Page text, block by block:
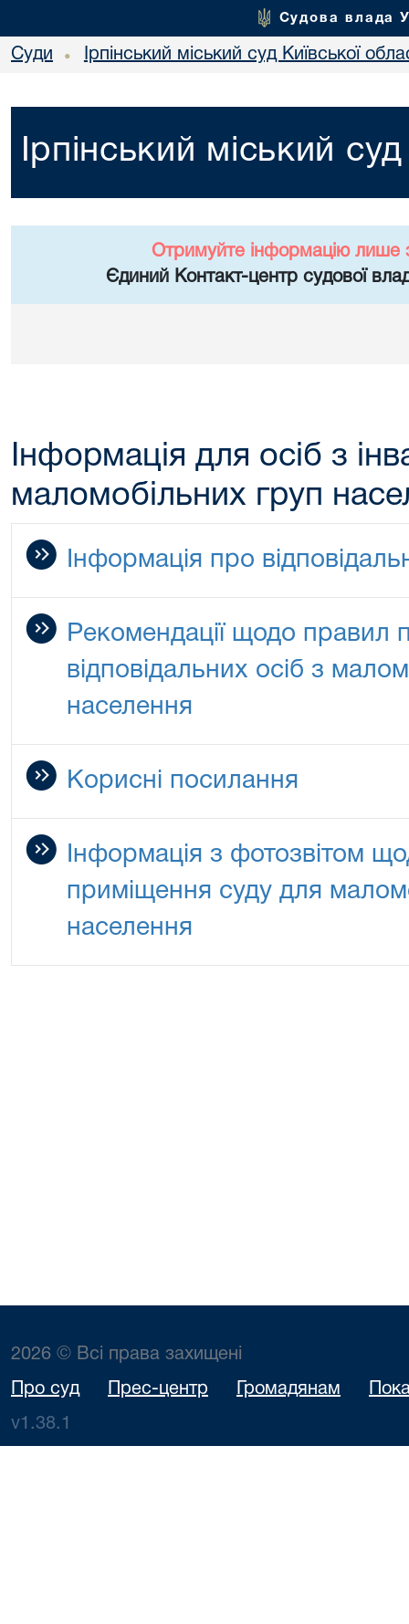
Судова влада
Суди • Ірпінський міський суд Київської
Ірпінський міський
Отримуйте інформацію лише
Єдиний Контакт-центр судової
Інформація для осіб з
маломобільних груп
Інформація про
Рекомендації щодо правил
відповідальних осіб з
населення
Корисні посилання
Інформація з фотозвітом
приміщення суду для
населення
2026 © Всі права захищені
Про суд Прес-центр Громадянам
v1.38.1